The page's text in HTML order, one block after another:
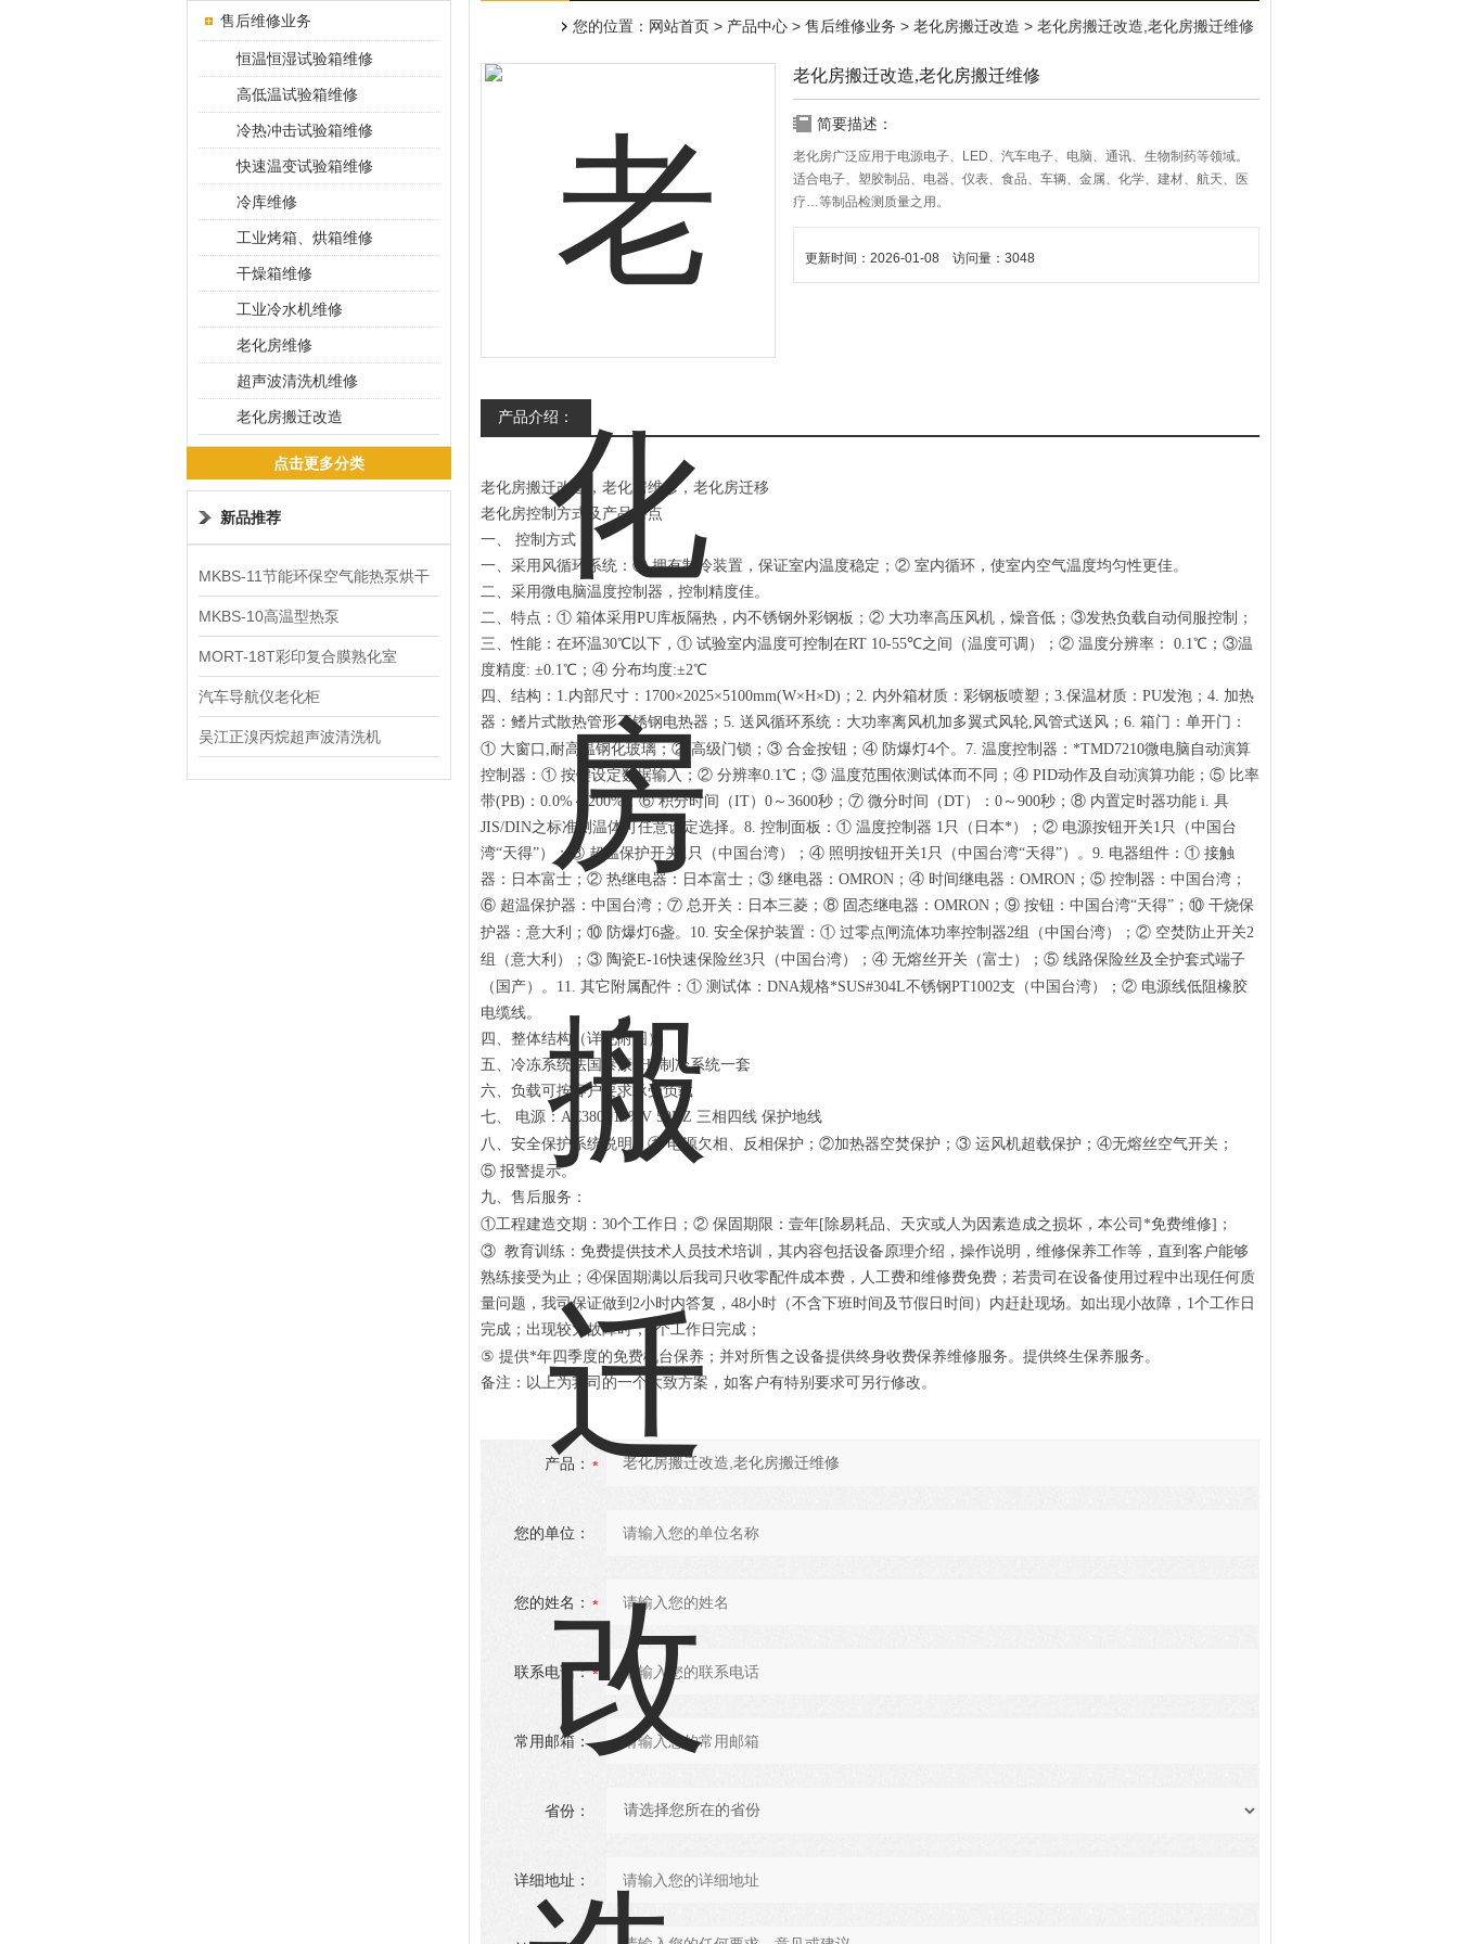
您的位置： 网站首页 > 产品中心 > 售后维修业务 > 老化房搬迁改造 > 老化房搬迁改造,老化房搬迁维修
老化房搬迁改造,老化房搬迁维修
简要描述：
老化房广泛应用于电源电子、LED、汽车电子、电脑、通讯、生物制药等领域。
适合电子、塑胶制品、电器、仪表、食品、车辆、金属、化学、建材、航天、医
疗…等制品检测质量之用。
更新时间：2026-01-08 访问量：3048
产品介绍：
老化房搬迁改造，老化房维修，老化房迁移
老化房控制方式及产品特点
一、 控制方式：
一、采用风循环系统：① 拥有制冷装置，保证室内温度稳定；② 室内循环，使室内空气温度均匀性更佳。
二、采用微电脑温度控制器，控制精度佳。
二、特点：① 箱体采用PU库板隔热，内不锈钢外彩钢板；② 大功率高压风机，燥音低；③发热负载自动伺服控制；
三、性能：在环温30℃以下，① 试验室内温度可控制在RT 10-55℃之间（温度可调）；② 温度分辨率： 0.1℃；③温
度精度: ±0.1℃；④ 分布均度:±2℃
四、结构：1.内部尺寸：1700×2025×5100mm(W×H×D)；2. 内外箱材质：彩钢板喷塑；3.保温材质：PU发泡；4. 加热
器：鳍片式散热管形不锈钢电热器；5. 送风循环系统：大功率离风机加多翼式风轮,风管式送风；6. 箱门：单开门：
① 大窗口,耐高温钢化玻璃；② 高级门锁；③ 合金按钮；④ 防爆灯4个。7. 温度控制器：*TMD7210微电脑自动演算
控制器：① 按键设定数据输入；② 分辨率0.1℃；③ 温度范围依测试体而不同；④ PID动作及自动演算功能；⑤ 比率
带(PB)：0.0%～200%；⑥ 积分时间（IT）0～3600秒；⑦ 微分时间（DT）：0～900秒；⑧ 内置定时器功能 i. 具
JIS/DIN之标准测温体可任意设定选择。8. 控制面板：① 温度控制器 1只（日本*）；② 电源按钮开关1只（中国台
湾“天得”）；③ 超温保护开关1只（中国台湾）；④ 照明按钮开关1只（中国台湾“天得”）。9. 电器组件：① 接触
器：日本富士；② 热继电器：日本富士；③ 继电器：OMRON；④ 时间继电器：OMRON；⑤ 控制器：中国台湾；
⑥ 超温保护器：中国台湾；⑦ 总开关：日本三菱；⑧ 固态继电器：OMRON；⑨ 按钮：中国台湾“天得”；⑩ 干烧保
护器：意大利；⑩ 防爆灯6盏。10. 安全保护装置：① 过零点闸流体功率控制器2组（中国台湾）；② 空焚防止开关2
组（意大利）；③ 陶瓷E-16快速保险丝3只（中国台湾）；④ 无熔丝开关（富士）；⑤ 线路保险丝及全护套式端子
（国产）。11. 其它附属配件：① 测试体：DNA规格*SUS#304L不锈钢PT1002支（中国台湾）；② 电源线低阻橡胶
电缆线。
四、整体结构（详见附图）
五、冷冻系统法国泰康5HP制冷系统一套
六、负载可按客户要求承受负载
七、 电源：AC380±10%V 50HZ 三相四线 保护地线
八、安全保护系统说明：① 电源欠相、反相保护；②加热器空焚保护；③ 运风机超载保护；④无熔丝空气开关；
⑤ 报警提示。
九、售后服务：
①工程建造交期：30个工作日；② 保固期限：壹年[除易耗品、天灾或人为因素造成之损坏，本公司*免费维修]；
③ 教育训练：免费提供技术人员技术培训，其内容包括设备原理介绍，操作说明，维修保养工作等，直到客户能够
熟练接受为止；④保固期满以后我司只收零配件成本费，人工费和维修费免费；若贵司在设备使用过程中出现任何质
量问题，我司保证做到2小时内答复，48小时（不含下班时间及节假日时间）内赶赴现场。如出现小故障，1个工作日
完成；出现较大故障时，3个工作日完成；
⑤ 提供*年四季度的免费机台保养；并对所售之设备提供终身收费保养维修服务。提供终生保养服务。
备注：以上为我司的一个大致方案，如客户有特别要求可另行修改。
产品：
您的单位：
您的姓名：
联系电话：
常用邮箱：
省份：
详细地址：
售后维修业务
恒温恒湿试验箱维修
高低温试验箱维修
冷热冲击试验箱维修
快速温变试验箱维修
冷库维修
工业烤箱、烘箱维修
干燥箱维修
工业冷水机维修
老化房维修
超声波清洗机维修
老化房搬迁改造
点击更多分类
新品推荐
MKBS-11节能环保空气能热泵烘干
机
MKBS-10高温型热泵
MORT-18T彩印复合膜熟化室
汽车导航仪老化柜
吴江正溴丙烷超声波清洗机